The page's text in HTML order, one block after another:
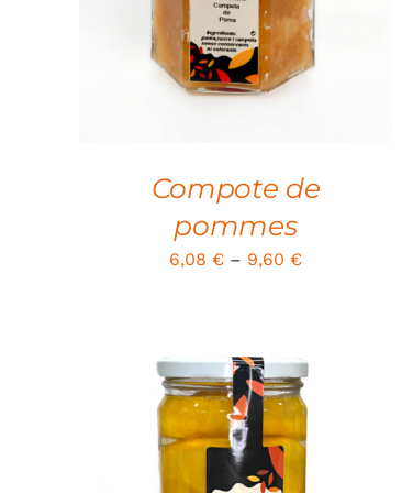
Compote de
pommes
6,08 € – 9,60 €